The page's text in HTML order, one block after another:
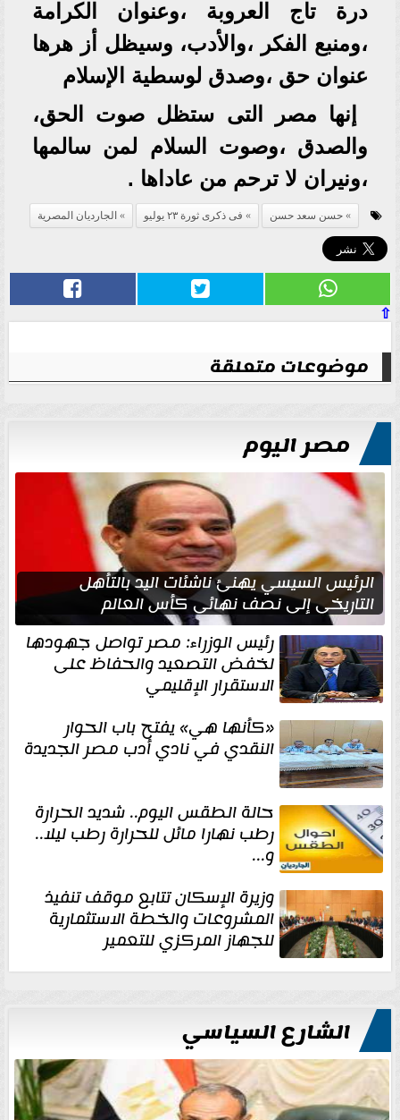
درة تاج العروبة ،وعنوان الكرامة
،ومنبع الفكر ،والأدب، وسيظل أز هرها
عنوان حق ،وصدق لوسطية الإسلام
إنها مصر التى ستظل صوت الحق،
والصدق ،وصوت السلام لمن سالمها
،ونيران لا ترحم من عاداها .
حسن سعد حسن فى ذكرى ثورة ٢٣ يوليو الجارديان المصرية
⇧
موضوعات متعلقة
مصر اليوم
الرئيس السيسي يهنئ ناشئات اليد بالتأهل
التاريخي إلى نصف نهائي كأس العالم
رئيس الوزراء: مصر تواصل جهودها
لخفض التصعيد والحفاظ على
الاستقرار الإقليمي
«كأنها هي» يفتح باب الحوار
النقدي في نادي أدب مصر الجديدة
حالة الطقس اليوم.. شديد الحرارة
رطب نهارا مائل للحرارة رطب ليلا..
و...
وزيرة الإسكان تتابع موقف تنفيذ
المشروعات والخطة الاستثمارية
للجهاز المركزي للتعمير
الشارع السياسي